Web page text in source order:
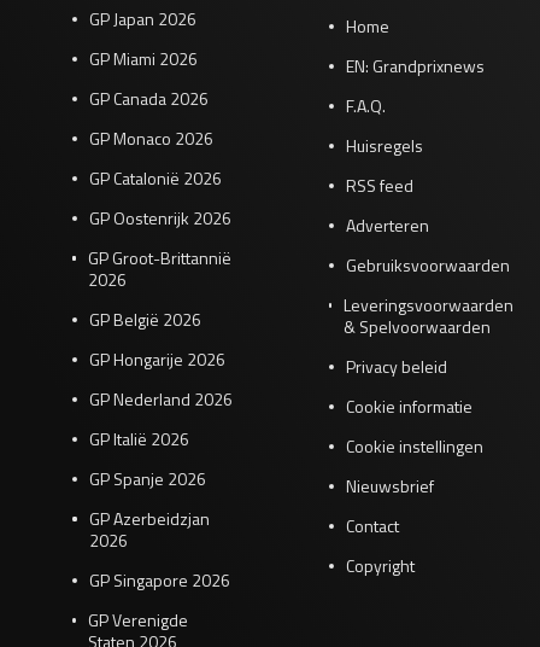
GP Japan 2026
GP Miami 2026
GP Canada 2026
GP Monaco 2026
GP Catalonië 2026
GP Oostenrijk 2026
GP Groot-Brittannië
2026
GP België 2026
GP Hongarije 2026
GP Nederland 2026
GP Italië 2026
GP Spanje 2026
GP Azerbeidzjan
2026
GP Singapore 2026
GP Verenigde
Staten 2026
Home
EN: Grandprixnews
F.A.Q.
Huisregels
RSS feed
Adverteren
Gebruiksvoorwaarden
Leveringsvoorwaarden
& Spelvoorwaarden
Privacy beleid
Cookie informatie
Cookie instellingen
Nieuwsbrief
Contact
Copyright